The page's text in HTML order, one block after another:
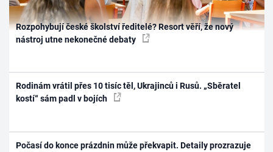
Rozpohybují české školství ředitelé? Resort věří, že nový
nástroj utne nekonečné debaty
Rodinám vrátil přes 10 tisíc těl, Ukrajinců i Rusů. „Sběratel
kostí“ sám padl v bojích
Počasí do konce prázdnin může překvapit. Detaily prozrazuje